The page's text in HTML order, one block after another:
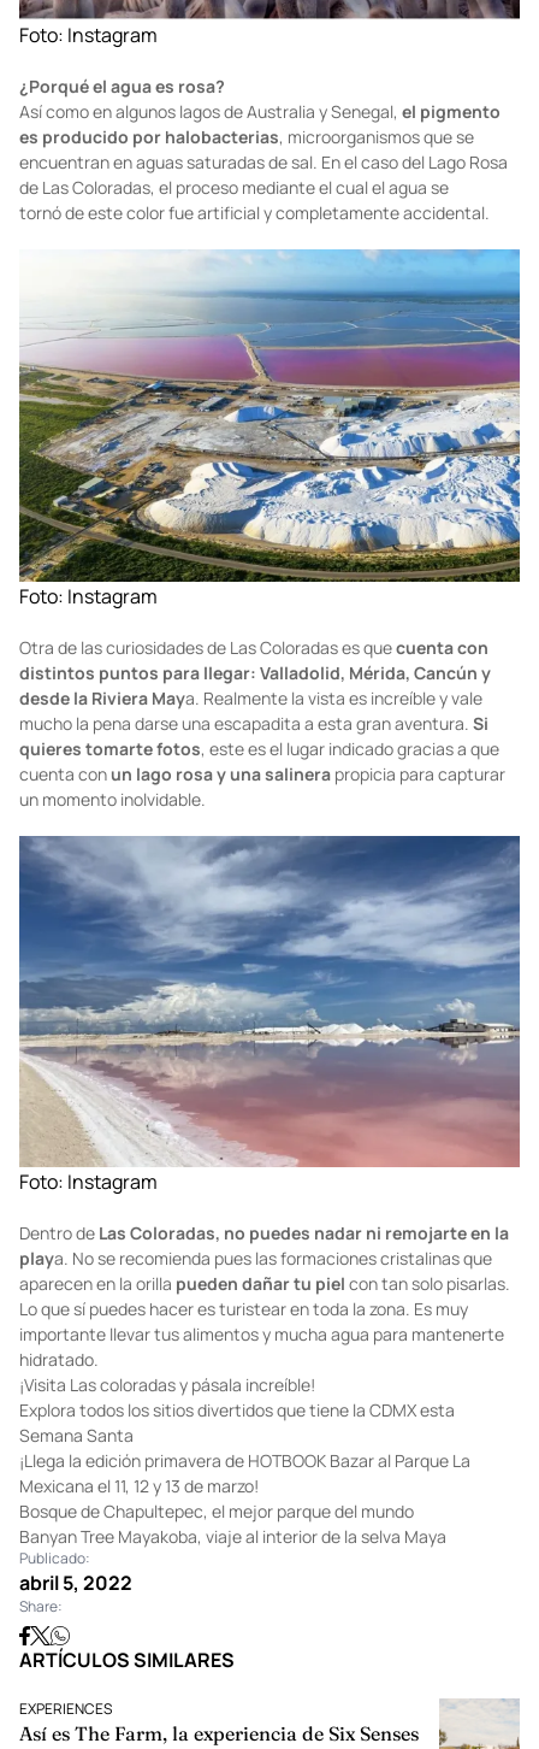
Foto: Instagram
¿Porqué el agua es rosa?
Así como en algunos lagos de Australia y Senegal, el pigmento
es producido por halobacterias, microorganismos que se
encuentran en aguas saturadas de sal. En el caso del Lago Rosa
de Las Coloradas, el proceso mediante el cual el agua se
tornó de este color fue artificial y completamente accidental.
Foto: Instagram
Otra de las curiosidades de Las Coloradas es quecuenta con
distintos puntos para llegar: Valladolid, Mérida, Cancún y
desde la Riviera Maya. Realmente la vista es increíble y vale
mucho la pena darse una escapadita a esta gran aventura. Si
quieres tomarte fotos, este es el lugar indicado gracias a que
cuenta conun lago rosa y una salinera propicia para capturar
un momento inolvidable.
Foto: Instagram
Dentro de Las Coloradas, no puedes nadar ni remojarte en la
playa. No se recomienda pues las formaciones cristalinas que
aparecen en la orilla pueden dañar tu piel con tan solo pisarlas.
Lo que sí puedes hacer es turistear en toda la zona. Es muy
importante llevar tus alimentos y mucha agua para mantenerte
hidratado.
¡Visita Las coloradas y pásala increíble!
Explora todos los sitios divertidos que tiene la CDMX esta
Semana Santa
¡Llega la edición primavera de HOTBOOK Bazar al Parque La
Mexicana el 11, 12 y 13 de marzo!
Bosque de Chapultepec, el mejor parque del mundo
Banyan Tree Mayakoba, viaje al interior de la selva Maya
Publicado:
abril 5, 2022
Share:
ARTÍCULOS SIMILARES
EXPERIENCES
Así es The Farm, la experiencia de Six Senses